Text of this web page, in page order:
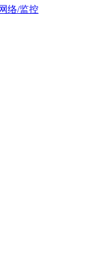
络/监控